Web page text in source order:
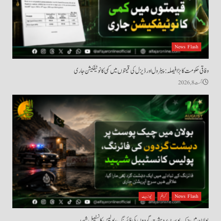
News Flash
وفاقی حکومت کا بڑا فیصلہ: پیٹرول اور ڈیزل کی قیمتوں میں کمی کا نوٹیفکیشن جاری
اگست 8, 2026
News Flash کرائم نیوز بیٹ